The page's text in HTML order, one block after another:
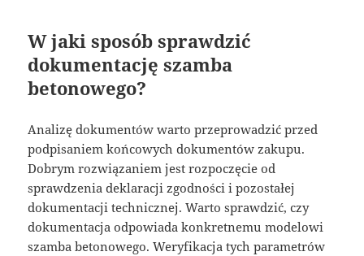
W jaki sposób sprawdzić
dokumentację szamba
betonowego?
Analizę dokumentów warto przeprowadzić przed
podpisaniem końcowych dokumentów zakupu.
Dobrym rozwiązaniem jest rozpoczęcie od
sprawdzenia deklaracji zgodności i pozostałej
dokumentacji technicznej. Warto sprawdzić, czy
dokumentacja odpowiada konkretnemu modelowi
szamba betonowego. Weryfikacja tych parametrów